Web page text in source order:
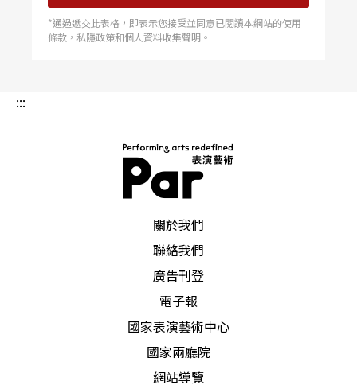
裡，透過曹安徽的燈光設計，我們將會看到台上台
進另一場舞台幻夢中。
文字｜傅裕惠 劇場工作者
*通過遞交此表格，即表示您接受並同意已閱讀本網站的使用
條款，私隱政策和個人資料收集聲明。
:::
關於我們
聯絡我們
廣告刊登
電子報
國家表演藝術中心
國家兩廳院
網站導覽